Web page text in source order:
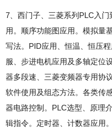
7、西门子、三菱系列PLC入
用。顺序功能图应用。模拟量
写法。PID应用、恒温、恒压
服、步进电机应用及多轴定位
器多段速、三菱变频器专用协
软件使用及组态方法。各类传
器电路控制。PLC选型、原理
辑指令。定时器、计数器应用。